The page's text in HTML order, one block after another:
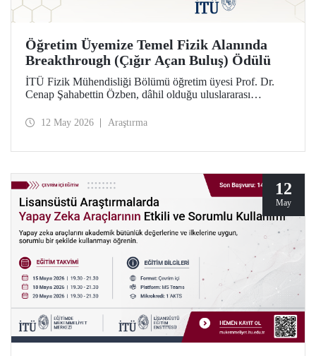
Öğretim Üyemize Temel Fizik Alanında
Breakthrough (Çığır Açan Buluş) Ödülü
İTÜ Fizik Mühendisliği Bölümü öğretim üyesi Prof. Dr.
Cenap Şahabettin Özben, dâhil olduğu uluslararası
Breakthrough (Çığır Açan Buluş) Ödülü’ne layık görüldü.
12 May 2026 Araştırma
12
May